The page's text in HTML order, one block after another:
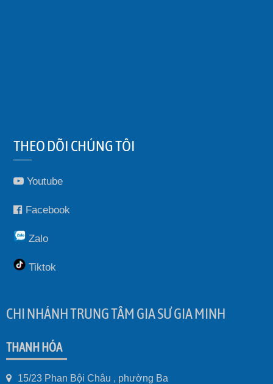
THEO DÕI CHÚNG TÔI
Youtube
Facebook
Zalo
Tiktok
CHI NHÁNH TRUNG TÂM GIA SƯ GIA MINH
THANH HÓA
15/23 Phan Bội Châu , phường Ba